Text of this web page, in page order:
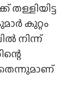
തള്ളിയിട്ട
കുറ്റം
നിന്ന്